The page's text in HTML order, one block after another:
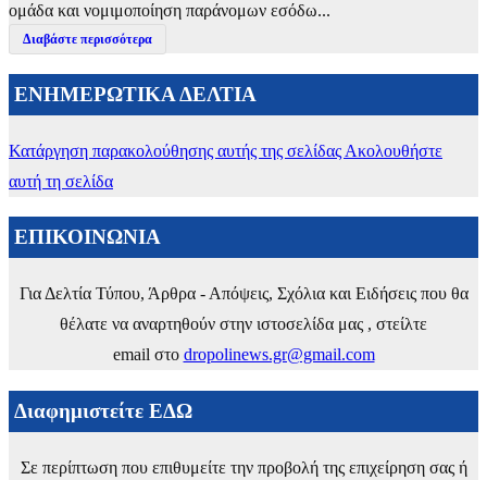
ομάδα και νομιμοποίηση παράνομων εσόδω...
Διαβάστε περισσότερα
ΕΝΗΜΕΡΩΤΙΚΑ ΔΕΛΤΙΑ
Κατάργηση παρακολούθησης αυτής της σελίδας Ακολουθήστε
αυτή τη σελίδα
ΕΠΙΚΟΙΝΩΝΙΑ
Για Δελτία Τύπου, Άρθρα - Απόψεις, Σχόλια και Ειδήσεις που θα
θέλατε να αναρτηθούν στην ιστοσελίδα μας , στείλτε
email στο dropolinews.gr@gmail.com
Διαφημιστείτε ΕΔΩ
Σε περίπτωση που επιθυμείτε την προβολή της επιχείρηση σας ή